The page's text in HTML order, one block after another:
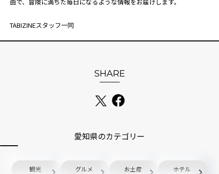
由で、冒険に満ちた毎日になるような情報をお届けします。
TABIZINEスタッフ一同
SHARE
愛知県のカテゴリー
観光 グルメ お土産 ホテル